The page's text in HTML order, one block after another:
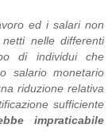
ed i salari non
nelle differenti
di individui che
salario monetario
riduzione relativa
sufficiente
impraticabile